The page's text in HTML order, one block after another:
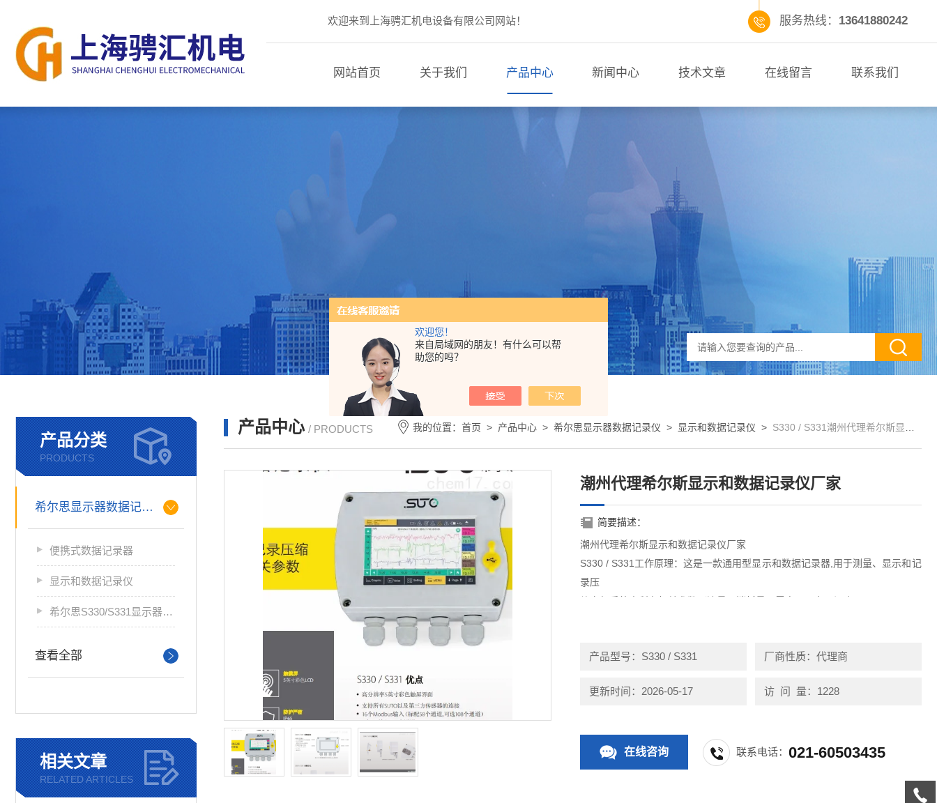
欢迎您！
来自局域网的朋友！有什么可以帮
助您的吗？
欢迎来到上海骋汇机电设备有限公司网站！ 服务热线： 13641880242
网站首页 关于我们 产品中心 新闻中心 技术文章 在线留言 联系我们
产品分类
PRODUCTS
希尔思显示器数据记录仪
便携式数据记录器
显示和数据记录仪
希尔思S330/S331显示器数据记录仪
查看全部
相关文章
RELATED ARTICLES
产品中心 / PRODUCTS 我的位置：首页 > 产品中心 >希尔思显示器数据记录仪 > 显示和数据记录仪 > S330 / S331潮州代理希尔斯显示和数据记录仪厂家
潮州代理希尔斯显示和数据记录仪厂家
简要描述：
潮州代理希尔斯显示和数据记录仪厂家
S330 / S331工作原理：这是一款通用型显示和数据记录器,用于测量、显示和记
录压
产品型号：S330 / S331 厂商性质：代理商
更新时间：2026-05-17 访 问 量：1228
在线咨询 联系电话：021-60503435